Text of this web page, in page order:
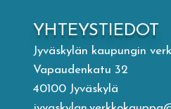
Lasten Lysti & LystiKylä-
Ohje
YHTEYSTIEDOT
Jyväskylän kaupungin
Vapaudenkatu 32
40100 Jyväskylä